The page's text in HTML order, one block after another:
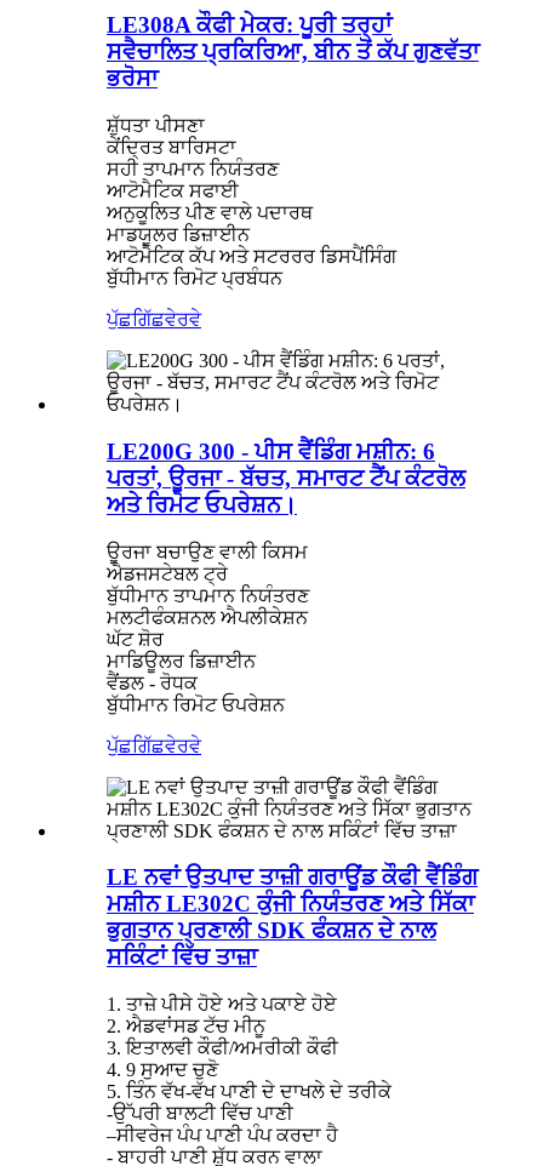
LE308A ਕੌਫੀ ਮੇਕਰ: ਪੂਰੀ ਤਰ੍ਹਾਂ
ਸਵੈਚਾਲਿਤ ਪ੍ਰਕਿਰਿਆ, ਬੀਨ ਤੋਂ ਕੱਪ ਗੁਣਵੱਤਾ
ਭਰੋਸਾ
ਸ਼ੁੱਧਤਾ ਪੀਸਣਾ
ਕੇਂਦ੍ਰਿਤ ਬਾਰਿਸਟਾ
ਸਹੀ ਤਾਪਮਾਨ ਨਿਯੰਤਰਣ
ਆਟੋਮੈਟਿਕ ਸਫਾਈ
ਅਨੁਕੂਲਿਤ ਪੀਣ ਵਾਲੇ ਪਦਾਰਥ
ਮਾਡਯੂਲਰ ਡਿਜ਼ਾਈਨ
ਆਟੋਮੈਟਿਕ ਕੱਪ ਅਤੇ ਸਟਰਰਰ ਡਿਸਪੈਂਸਿੰਗ
ਬੁੱਧੀਮਾਨ ਰਿਮੋਟ ਪ੍ਰਬੰਧਨ
ਪੁੱਛਗਿੱਛਵੇਰਵੇ
LE200G 300 - ਪੀਸ ਵੈਂਡਿੰਗ ਮਸ਼ੀਨ: 6
ਪਰਤਾਂ, ਊਰਜਾ - ਬੱਚਤ, ਸਮਾਰਟ ਟੈਂਪ ਕੰਟਰੋਲ
ਅਤੇ ਰਿਮੋਟ ਓਪਰੇਸ਼ਨ।
ਊਰਜਾ ਬਚਾਉਣ ਵਾਲੀ ਕਿਸਮ
ਐਡਜਸਟੇਬਲ ਟ੍ਰੇ
ਬੁੱਧੀਮਾਨ ਤਾਪਮਾਨ ਨਿਯੰਤਰਣ
ਮਲਟੀਫੰਕਸ਼ਨਲ ਐਪਲੀਕੇਸ਼ਨ
ਘੱਟ ਸ਼ੋਰ
ਮਾਡਿਊਲਰ ਡਿਜ਼ਾਈਨ
ਵੈਂਡਲ - ਰੋਧਕ
ਬੁੱਧੀਮਾਨ ਰਿਮੋਟ ਓਪਰੇਸ਼ਨ
ਪੁੱਛਗਿੱਛਵੇਰਵੇ
LE ਨਵਾਂ ਉਤਪਾਦ ਤਾਜ਼ੀ ਗਰਾਊਂਡ ਕੌਫੀ ਵੈਂਡਿੰਗ
ਮਸ਼ੀਨ LE302C ਕੁੰਜੀ ਨਿਯੰਤਰਣ ਅਤੇ ਸਿੱਕਾ
ਭੁਗਤਾਨ ਪ੍ਰਣਾਲੀ SDK ਫੰਕਸ਼ਨ ਦੇ ਨਾਲ
ਸਕਿੰਟਾਂ ਵਿੱਚ ਤਾਜ਼ਾ
1. ਤਾਜ਼ੇ ਪੀਸੇ ਹੋਏ ਅਤੇ ਪਕਾਏ ਹੋਏ
2. ਐਡਵਾਂਸਡ ਟੱਚ ਮੀਨੂ
3. ਇਤਾਲਵੀ ਕੌਫੀ/ਅਮਰੀਕੀ ਕੌਫੀ
4. 9 ਸੁਆਦ ਚੁਣੋ
5. ਤਿੰਨ ਵੱਖ-ਵੱਖ ਪਾਣੀ ਦੇ ਦਾਖਲੇ ਦੇ ਤਰੀਕੇ
-ਉੱਪਰੀ ਬਾਲਟੀ ਵਿੱਚ ਪਾਣੀ
–ਸੀਵਰੇਜ ਪੰਪ ਪਾਣੀ ਪੰਪ ਕਰਦਾ ਹੈ
- ਬਾਹਰੀ ਪਾਣੀ ਸ਼ੁੱਧ ਕਰਨ ਵਾਲਾ